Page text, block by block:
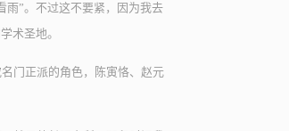
雨”。不过这不要紧，因为我去
术圣地。
门正派的角色，陈寅恪、赵元